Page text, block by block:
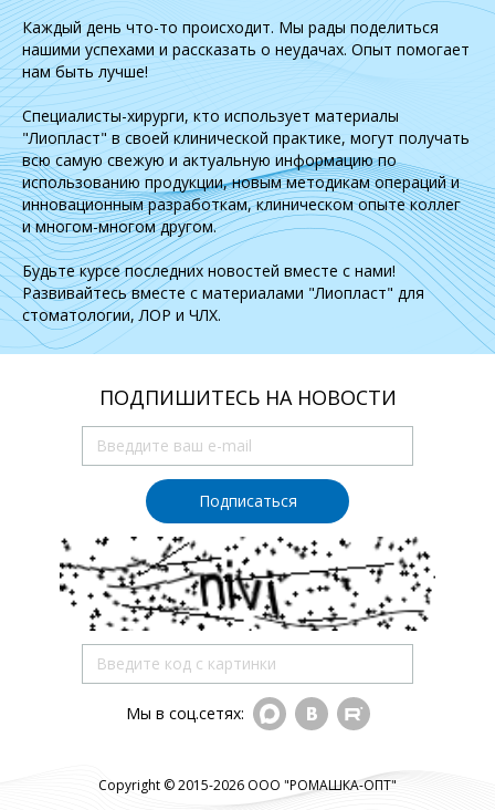
Каждый день что-то происходит. Мы рады поделиться
нашими успехами и рассказать о неудачах. Опыт помогает
нам быть лучше!
Специалисты-хирурги, кто использует материалы
"Лиопласт" в своей клинической практике, могут получать
всю самую свежую и актуальную информацию по
использованию продукции, новым методикам операций и
инновационным разработкам, клиническом опыте коллег
и многом-многом другом.
Будьте курсе последних новостей вместе с нами!
Развивайтесь вместе с материалами "Лиопласт" для
стоматологии, ЛОР и ЧЛХ.
ПОДПИШИТЕСЬ НА НОВОСТИ
Подписаться
Мы в соц.сетях:
Copyright © 2015-2026 ООО "РОМАШКА-ОПТ"